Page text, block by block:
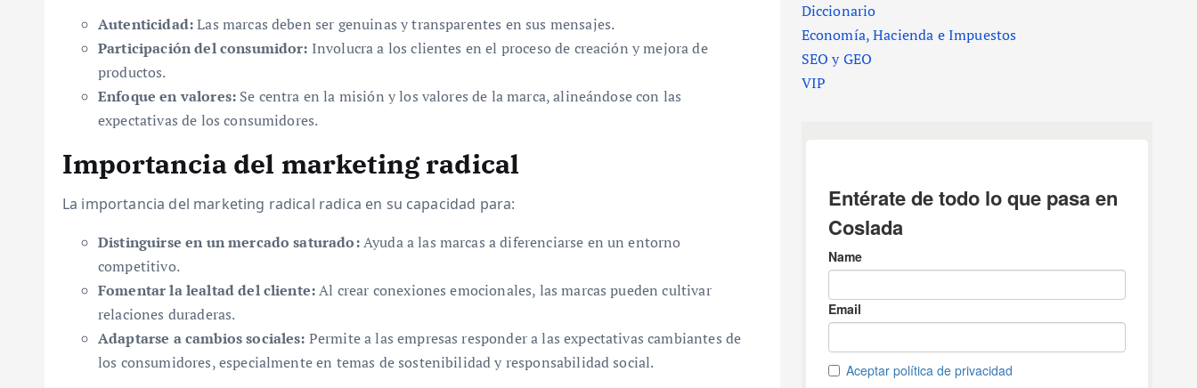
Autenticidad:Las marcas deben ser genuinas y transparentes en sus mensajes.
Participación del consumidor: Involucra a los clientes en el proceso de creación y mejora de
productos.
Enfoque en valores: Se centra en la misión y los valores de la marca, alineándose con las
expectativas de los consumidores.
Importancia del marketing radical
La importancia del marketing radical radica en su capacidad para:
Distinguirse en un mercado saturado:Ayuda a las marcas a diferenciarse en un entorno
competitivo.
Fomentar la lealtad del cliente:Al crear conexiones emocionales, las marcas pueden cultivar
relaciones duraderas.
Adaptarse a cambios sociales: Permite a las empresas responder a las expectativas cambiantes de
los consumidores, especialmente en temas de sostenibilidad y responsabilidad social.
Diccionario
Economía, Hacienda e Impuestos
SEO y GEO
VIP